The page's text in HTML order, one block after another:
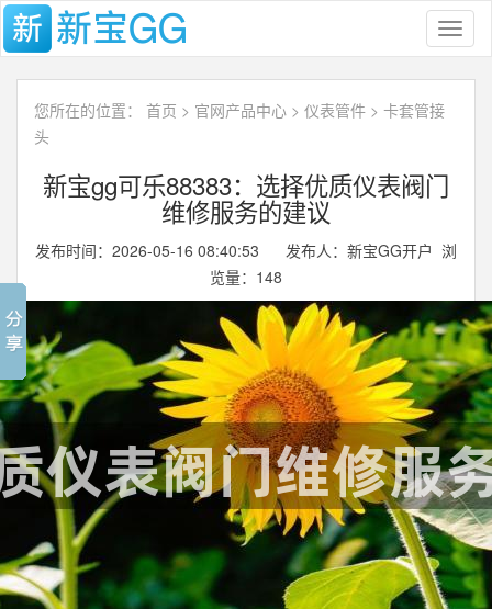
您所在的位置： 首页 > 官网产品中心 > 仪表管件 > 卡套管接
头
新宝gg可乐88383：选择优质仪表阀门
维修服务的建议
发布时间：2026-05-16 08:40:53 发布人：新宝GG开户 浏
览量： 148